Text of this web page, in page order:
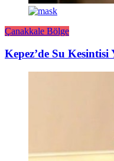
Çanakkale Bölge
Kepez’de Su Kesintisi